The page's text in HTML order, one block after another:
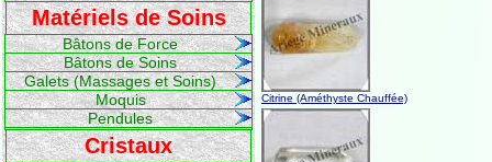
Matériels de Soins
Bâtons de Force
Bâtons de Soins
Galets (Massages et Soins)
Moquis
Pendules
Cristaux
Citrine (Améthyste Chauffée)